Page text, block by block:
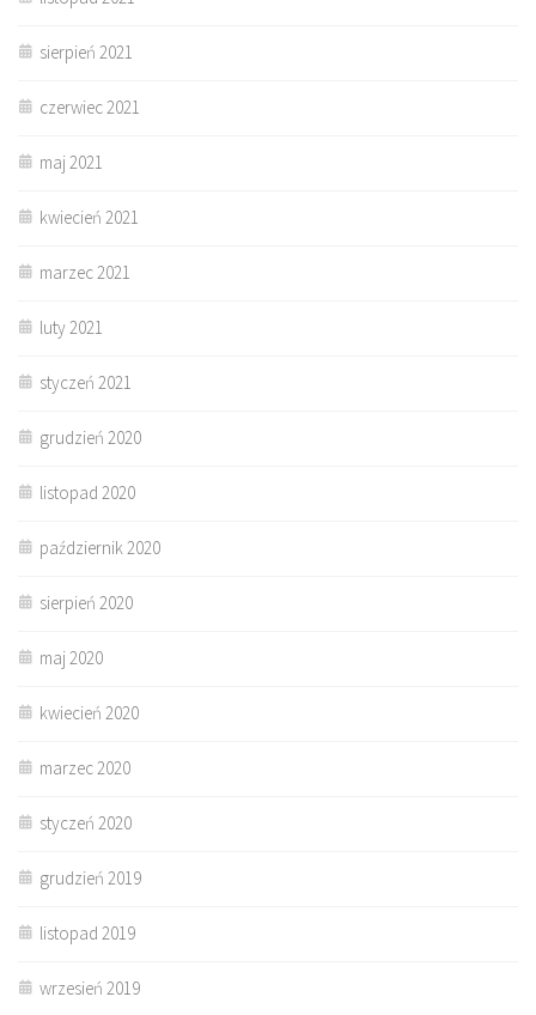
sierpień 2021
czerwiec 2021
maj 2021
kwiecień 2021
marzec 2021
luty 2021
styczeń 2021
grudzień 2020
listopad 2020
październik 2020
sierpień 2020
maj 2020
kwiecień 2020
marzec 2020
styczeń 2020
grudzień 2019
listopad 2019
wrzesień 2019